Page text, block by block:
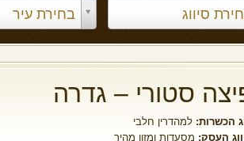
סיווג בחירת עיר
סטורי – גדרה
הכשרות: למהדרין חלבי
העסק: מסעדות ומזון מהיר